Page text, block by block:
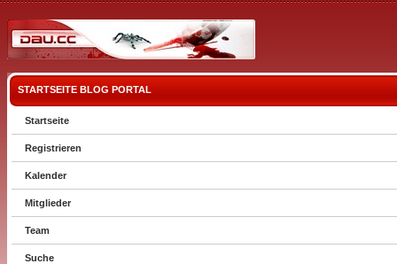
STARTSEITE BLOG PORTAL
Startseite
Registrieren
Kalender
Mitglieder
Team
Suche